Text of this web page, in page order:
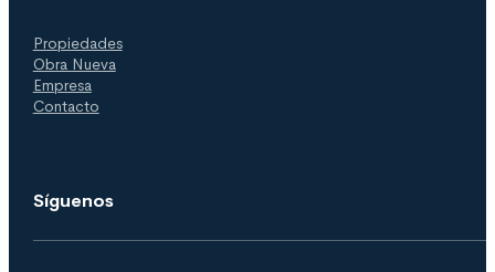
Propiedades
Obra Nueva
Empresa
Contacto
Síguenos